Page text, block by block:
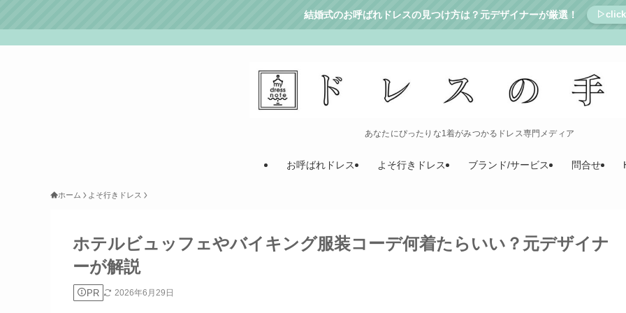
結婚式のお呼ばれドレスの見つけ方は？元デザイナーが厳選！ ▷click
あなたにぴったりな1着がみつかるドレス専門メディア
お呼ばれドレス よそ行きドレス ブランド/サービス 問合せ
ホーム よそ行きドレス
ホテルビュッフェやバイキング服装コーデ何着たらいい？元デザイナ
ーが解説
PR 2026年6月29日